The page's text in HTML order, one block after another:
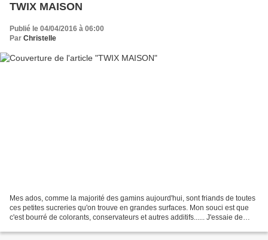
TWIX MAISON
Publié le 04/04/2016 à 06:00
Par Christelle
Mes ados, comme la majorité des gamins aujourd'hui, sont friands de toutes
ces petites sucreries qu'on trouve en grandes surfaces. Mon souci est que
c'est bourré de colorants, conservateurs et autres additifs...... J'essaie de